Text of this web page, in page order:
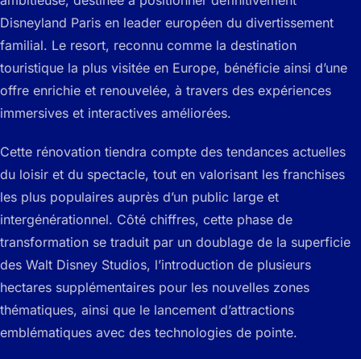
Disneyland Paris en leader européen du divertissement
familial. Le resort, reconnu comme la destination
touristique la plus visitée en Europe, bénéficie ainsi d’une
offre enrichie et renouvelée, à travers des expériences
immersives et interactives améliorées.
Cette rénovation tiendra compte des tendances actuelles
du loisir et du spectacle, tout en valorisant les franchises
les plus populaires auprès d’un public large et
intergénérationnel. Côté chiffres, cette phase de
transformation se traduit par un doublage de la superficie
des Walt Disney Studios, l’introduction de plusieurs
hectares supplémentaires pour les nouvelles zones
thématiques, ainsi que le lancement d’attractions
emblématiques avec des technologies de pointe.